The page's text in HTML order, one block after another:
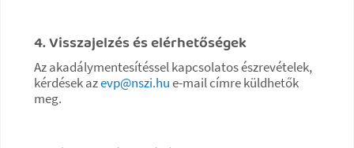
4. Visszajelzés és elérhetőségek
Az akadálymentesítéssel kapcsolatos észrevételek,
kérdések azevp@nszi.hue-mail címre küldhetők
meg.